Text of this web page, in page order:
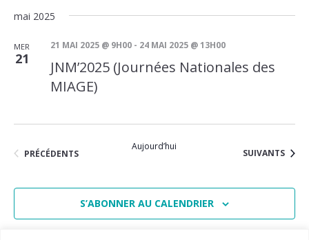
vues
une
mai 2025
MER
21
JNM’2025 (Journées Nationales des
MIAGE)
21 MAI 2025 @ 9H00 - 24 MAI 2025 @ 13H00
ÉVÈNEMENTS
PRÉCÉDENTS
Aujourd’hui
ÉVÈNEMENTS
SUIVANTS
S’ABONNER AU CALENDRIER